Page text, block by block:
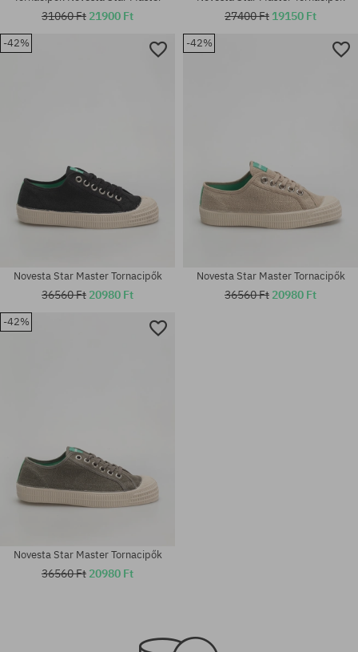
31060 Ft 21900 Ft 27400 Ft 19150 Ft
-42%
Novesta Star Master Tornacipők
36560 Ft 20980 Ft
-42%
40
Novesta Star Master Tornacipők
36560 Ft 20980 Ft
-42%
Novesta Star Master Tornacipők
36560 Ft 20980 Ft